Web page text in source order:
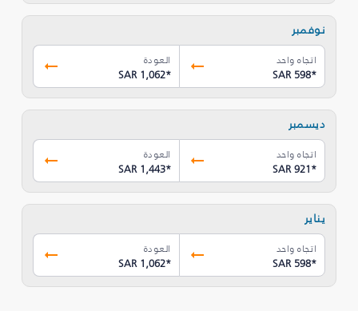
نوفمبر
اتجاه واحد
SAR 598*
العودة
SAR 1,062*
ديسمبر
اتجاه واحد
SAR 921*
العودة
SAR 1,443*
يناير
اتجاه واحد
SAR 598*
العودة
SAR 1,062*